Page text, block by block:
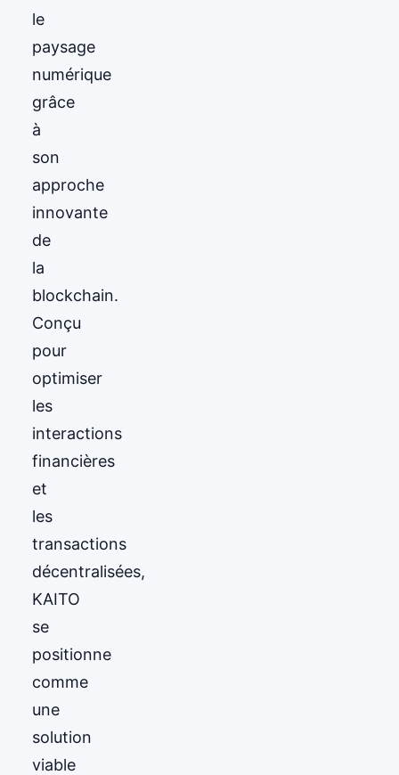
le
paysage
numérique
grâce
à
son
approche
innovante
de
la
blockchain.
Conçu
pour
optimiser
les
interactions
financières
et
les
transactions
décentralisées,
KAITO
se
positionne
comme
une
solution
viable